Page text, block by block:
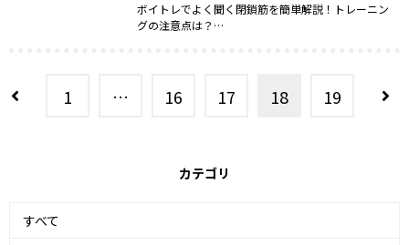
ボイトレでよく聞く閉鎖筋を簡単解説！トレーニン
グの注意点は？…
1 … 16 17 18 19
カテゴリ
すべて